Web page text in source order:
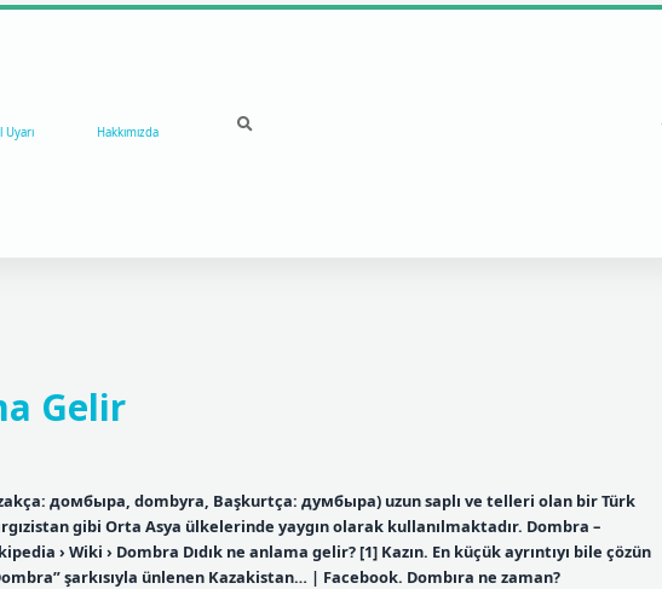
Uyarı Hakkımızda
Gelir
домбыра, dombyra, Başkurtça: думбыра) uzun saplı ve telleri olan bir Türk
gibi Orta Asya ülkelerinde yaygın olarak kullanılmaktadır. Dombra –
› Wiki › Dombra Dıdık ne anlama gelir? [1] Kazın. En küçük ayrıntıyı bile çözün
şarkısıyla ünlenen Kazakistan… | Facebook. Dombıra ne zaman?